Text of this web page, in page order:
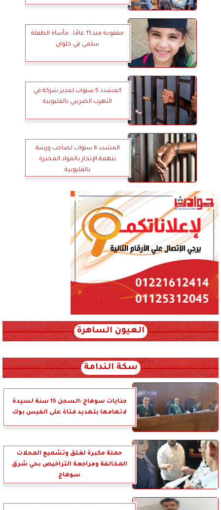
مفقودة منذ 11 عامًا.. مأساة الطفلة
سلمى في حلوان
المشدد 5 سنوات لمدير شركة في
التهرب الضريبي بالقليوبية
المشدد 6 سنوات لصاحب ورشة
بتهمة الإتجار بالمواد المخدرة
بالقليوبية
العيون الساهرة
سكة الندامة
جنايات سوهاج :السجن 15 سنة لسيدة
لاتهامها بتهديد فتاة على الفيس بوك
حملة مكبرة لغلق وتشميع المحلات
المخالفة ومراجعة التراخيص بحي شرق
سوهاج